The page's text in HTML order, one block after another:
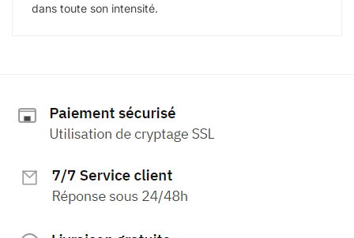
dans toute son intensité.